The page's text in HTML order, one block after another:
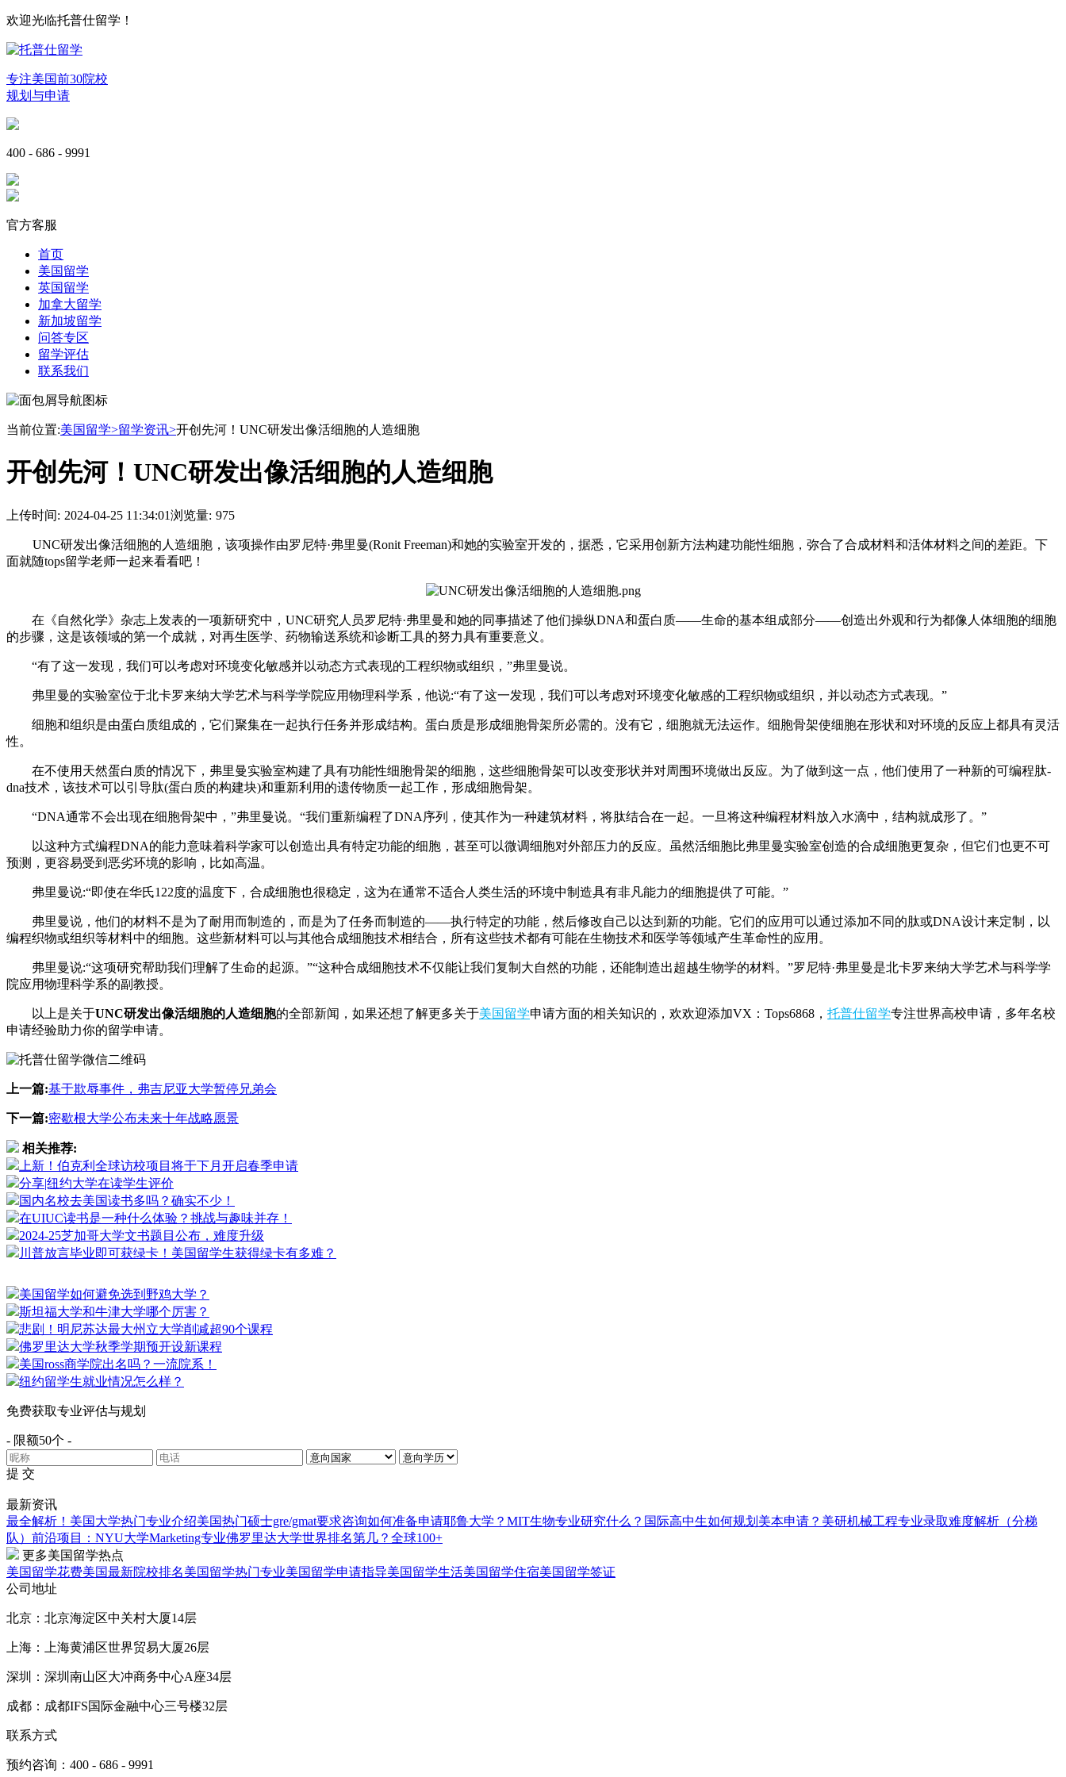
欢迎光临托普仕留学！
专注美国前30院校
规划与申请
400 - 686 - 9991
官方客服
首页
美国留学
英国留学
加拿大留学
新加坡留学
问答专区
留学评估
联系我们
当前位置:美国留学>留学资讯>开创先河！UNC研发出像活细胞的人造细胞
开创先河！UNC研发出像活细胞的人造细胞
上传时间: 2024-04-25 11:34:01浏览量: 975
UNC研发出像活细胞的人造细胞，该项操作由罗尼特·弗里曼(Ronit Freeman)和她的实验室开发的，据悉，它采用创新方法构建功能性细胞，弥合了合成材料和活体材料之间的差距。下
面就随tops留学老师一起来看看吧！
在《自然化学》杂志上发表的一项新研究中，UNC研究人员罗尼特·弗里曼和她的同事描述了他们操纵DNA和蛋白质——生命的基本组成部分——创造出外观和行为都像人体细胞的细胞
的步骤，这是该领域的第一个成就，对再生医学、药物输送系统和诊断工具的努力具有重要意义。
“有了这一发现，我们可以考虑对环境变化敏感并以动态方式表现的工程织物或组织，”弗里曼说。
弗里曼的实验室位于北卡罗来纳大学艺术与科学学院应用物理科学系，他说:“有了这一发现，我们可以考虑对环境变化敏感的工程织物或组织，并以动态方式表现。”
细胞和组织是由蛋白质组成的，它们聚集在一起执行任务并形成结构。蛋白质是形成细胞骨架所必需的。没有它，细胞就无法运作。细胞骨架使细胞在形状和对环境的反应上都具有灵活
性。
在不使用天然蛋白质的情况下，弗里曼实验室构建了具有功能性细胞骨架的细胞，这些细胞骨架可以改变形状并对周围环境做出反应。为了做到这一点，他们使用了一种新的可编程肽-
dna技术，该技术可以引导肽(蛋白质的构建块)和重新利用的遗传物质一起工作，形成细胞骨架。
“DNA通常不会出现在细胞骨架中，”弗里曼说。“我们重新编程了DNA序列，使其作为一种建筑材料，将肽结合在一起。一旦将这种编程材料放入水滴中，结构就成形了。”
以这种方式编程DNA的能力意味着科学家可以创造出具有特定功能的细胞，甚至可以微调细胞对外部压力的反应。虽然活细胞比弗里曼实验室创造的合成细胞更复杂，但它们也更不可
预测，更容易受到恶劣环境的影响，比如高温。
弗里曼说:“即使在华氏122度的温度下，合成细胞也很稳定，这为在通常不适合人类生活的环境中制造具有非凡能力的细胞提供了可能。”
弗里曼说，他们的材料不是为了耐用而制造的，而是为了任务而制造的——执行特定的功能，然后修改自己以达到新的功能。它们的应用可以通过添加不同的肽或DNA设计来定制，以
编程织物或组织等材料中的细胞。这些新材料可以与其他合成细胞技术相结合，所有这些技术都有可能在生物技术和医学等领域产生革命性的应用。
弗里曼说:“这项研究帮助我们理解了生命的起源。”“这种合成细胞技术不仅能让我们复制大自然的功能，还能制造出超越生物学的材料。”罗尼特·弗里曼是北卡罗来纳大学艺术与科学学
院应用物理科学系的副教授。
以上是关于UNC研发出像活细胞的人造细胞的全部新闻，如果还想了解更多关于美国留学申请方面的相关知识的，欢欢迎添加VX：Tops6868， 托普仕留学专注世界高校申请，多年名校
申请经验助力你的留学申请。
上一篇:基于欺辱事件，弗吉尼亚大学暂停兄弟会
下一篇:密歇根大学公布未来十年战略愿景
相关推荐:
上新！伯克利全球访校项目将于下月开启春季申请
分享|纽约大学在读学生评价
国内名校去美国读书多吗？确实不少！
在UIUC读书是一种什么体验？挑战与趣味并存！
2024-25芝加哥大学文书题目公布，难度升级
川普放言毕业即可获绿卡！美国留学生获得绿卡有多难？
美国留学如何避免选到野鸡大学？
斯坦福大学和牛津大学哪个厉害？
悲剧！明尼苏达最大州立大学削减超90个课程
佛罗里达大学秋季学期预开设新课程
美国ross商学院出名吗？一流院系！
纽约留学生就业情况怎么样？
免费获取专业评估与规划
- 限额50个 -
提 交
最新资讯
最全解析！美国大学热门专业介绍美国热门硕士gre/gmat要求咨询如何准备申请耶鲁大学？ MIT生物专业研究什么？ 国际高中生如何规划美本申请？ 美研机械工程专业录取难度解析（分梯
队） 前沿项目：NYU大学Marketing专业佛罗里达大学世界排名第几？全球100+
更多美国留学热点
美国留学花费美国最新院校排名美国留学热门专业美国留学申请指导美国留学生活美国留学住宿美国留学签证
公司地址
北京：北京海淀区中关村大厦14层
上海：上海黄浦区世界贸易大厦26层
深圳：深圳南山区大冲商务中心A座34层
成都：成都IFS国际金融中心三号楼32层
联系方式
预约咨询：400 - 686 - 9991